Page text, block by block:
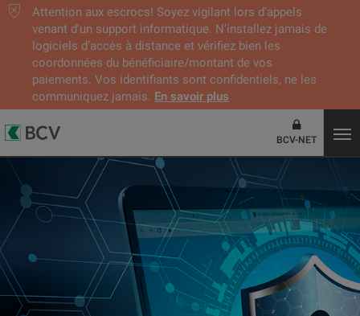
Attention aux escrocs! Soyez vigilant lors d’appels
venant d'un support informatique. N’installez jamais de
logiciels d’accès à distance et vérifiez bien les
coordonnées du bénéficiaire/montant de vos
paiements. Vos identifiants sont confidentiels, ne les
communiquez jamais. En savoir plus
BCV-NET